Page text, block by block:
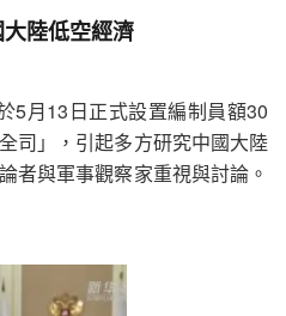
大陸低空經濟
5月13日正式設置編制員額30
司」，引起多方研究中國大陸
者與軍事觀察家重視與討論。